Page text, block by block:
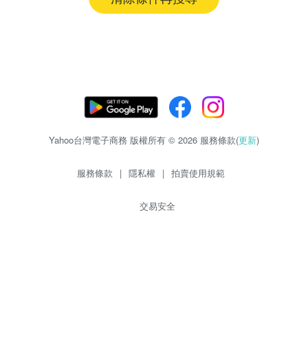
Yahoo台灣電子商務 版權所有 © 2026 服務條款(更新)
服務條款 | 隱私權 | 拍賣使用規範
交易安全